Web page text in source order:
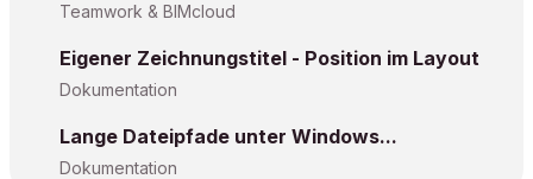
Teamwork & BIMcloud
Eigener Zeichnungstitel - Position im Layout
Dokumentation
Lange Dateipfade unter Windows...
Dokumentation